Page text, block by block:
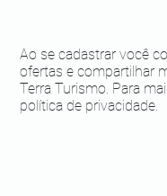
Ao se cadastrar você
ofertas e compartilhar
Terra Turismo. Para
política de privacidade.